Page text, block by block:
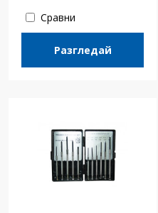
Сравни
Разгледай